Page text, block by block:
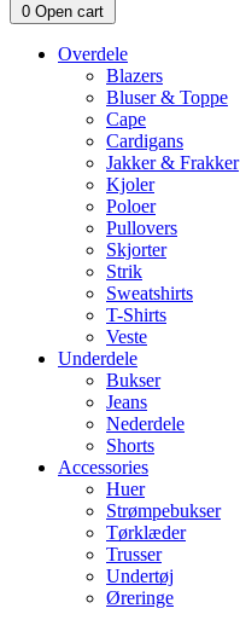
0 Open cart
Overdele
Blazers
Bluser & Toppe
Cape
Cardigans
Jakker & Frakker
Kjoler
Poloer
Pullovers
Skjorter
Strik
Sweatshirts
T-Shirts
Veste
Underdele
Bukser
Jeans
Nederdele
Shorts
Accessories
Huer
Strømpebukser
Tørklæder
Trusser
Undertøj
Øreringe